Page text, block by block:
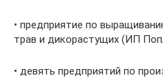
• предприятие по
трав и дикорастущих (ИП
• девять предприятий по